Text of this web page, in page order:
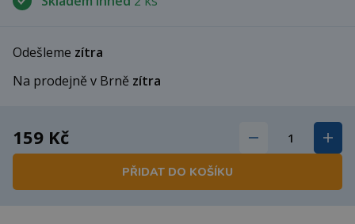
Odešleme zítra
Na prodejně v Brně zítra
159 Kč
PŘIDAT DO KOŠÍKU